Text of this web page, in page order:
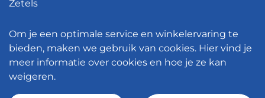
Zetels
Hanglampen
Bureaustoelen
Om je een optimale service en winkelervaring te
bieden, maken we gebruik van cookies. Hier vind je
meer informatie over cookies en hoe je ze kan
weigeren.